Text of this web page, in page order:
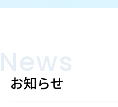
お知らせ